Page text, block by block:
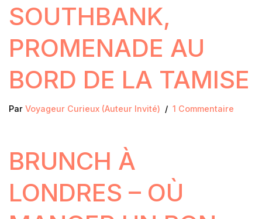
SOUTHBANK,
PROMENADE AU
BORD DE LA TAMISE
Par Voyageur Curieux (Auteur Invité) 1 Commentaire
BRUNCH À
LONDRES – OÙ